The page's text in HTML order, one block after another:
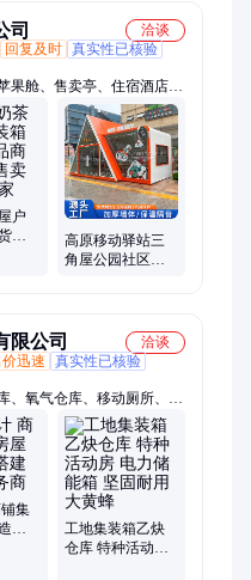
司
洽谈
回复及时 真实性已核验
果舱、售卖亭、住宿酒店、
、移动办公室、商业充电
社区便民服务站
户
亭
高原移动驿站三
角屋公园社区特
限公司
洽谈
迅速
真实性已核验
、氧气仓库、移动厕所、物
手集装箱、海运集装箱、集
集
安
工地集装箱乙炔
仓库 特种活动房